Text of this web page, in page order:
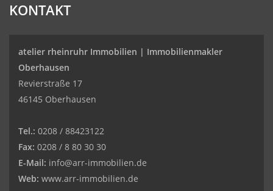
KONTAKT
atelier rheinruhr Immobilien | Immobilienmakler
Oberhausen
Revierstraße 17
46145 Oberhausen
Tel.: 0208 / 88423122
Fax: 0208 / 8 80 30 30
E-Mail: info@arr-immobilien.de
Web: www.arr-immobilien.de